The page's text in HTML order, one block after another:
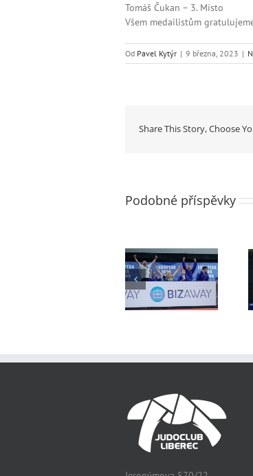
Tomáš Čukan – 3. Místo
Všem medailistům
Od Pavel Kytýr | 9 března, 2023 |
Share This Story, Choose
Podobné příspěvky
Mistrovství
Evropy
dorostenců